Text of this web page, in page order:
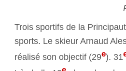
Trois sportifs de la
sports. Le skieur Arnaud
réalisé son objectif (29e). 31